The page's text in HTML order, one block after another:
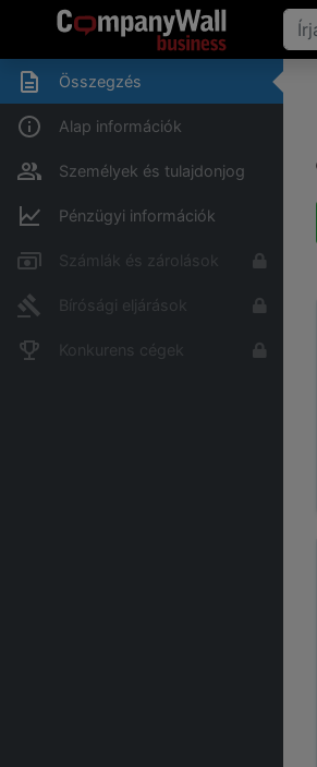
Összegzés
Alap információk
Személyek és tulajdonjog
Pénzügyi információk
Számlák és zárolások
Bírósági eljárások
Konkurens cégek